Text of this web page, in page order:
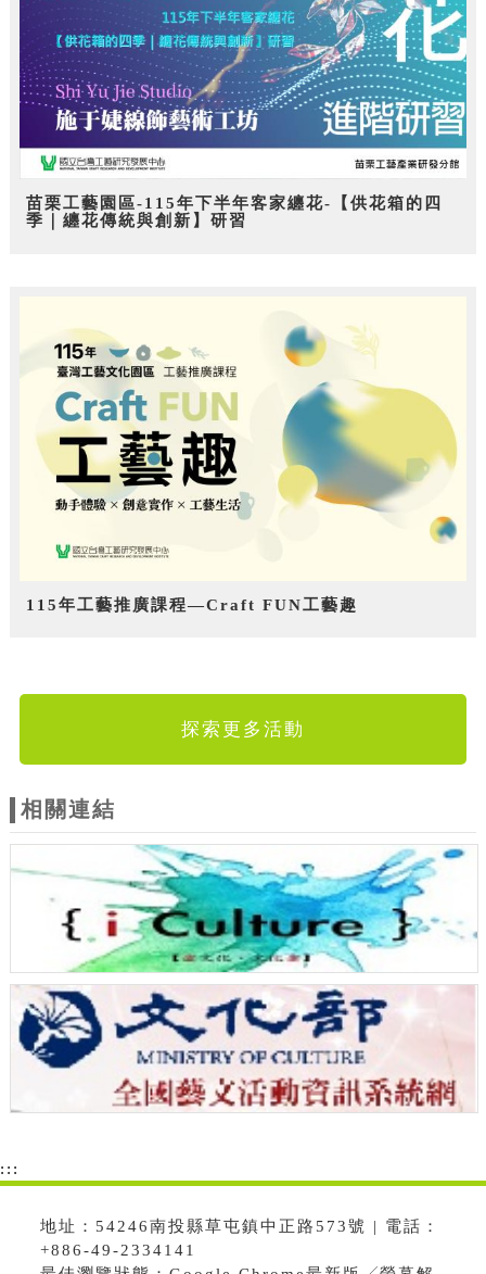
苗栗工藝園區-115年下半年客家纏花-【供花箱的四
季｜纏花傳統與創新】研習
115年工藝推廣課程—Craft FUN工藝趣
探索更多活動
相關連結
:::
地址：54246南投縣草屯鎮中正路573號 | 電話：
+886-49-2334141